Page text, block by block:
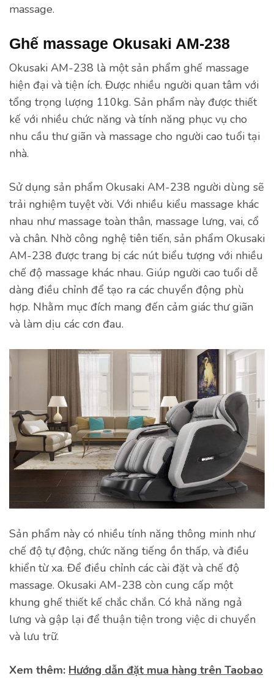
massage.
Ghế massage Okusaki AM-238
Okusaki AM-238 là một sản phẩm ghế massage
hiện đại và tiện ích. Được nhiều người quan tâm với
tổng trọng lượng 110kg. Sản phẩm này được thiết
kế với nhiều chức năng và tính năng phục vụ cho
nhu cầu thư giãn và massage cho người cao tuổi tại
nhà.
Sử dụng sản phẩm Okusaki AM-238 người dùng sẽ
trải nghiệm tuyệt vời. Với nhiều kiểu massage khác
nhau như massage toàn thân, massage lưng, vai, cổ
và chân. Nhờ công nghệ tiên tiến, sản phẩm Okusaki
AM-238 được trang bị các nút biểu tượng với nhiều
chế độ massage khác nhau. Giúp người cao tuổi dễ
dàng điều chỉnh để tạo ra các chuyển động phù
hợp. Nhằm mục đích mang đến cảm giác thư giãn
và làm dịu các cơn đau.
Sản phẩm này có nhiều tính năng thông minh như
chế độ tự động, chức năng tiếng ồn thấp, và điều
khiển từ xa. Để điều chỉnh các cài đặt và chế độ
massage. Okusaki AM-238 còn cung cấp một
khung ghế thiết kế chắc chắn. Có khả năng ngả
lưng và gập lại để thuận tiện trong việc di chuyển
và lưu trữ.
Xem thêm: Hướng dẫn đặt mua hàng trên Taobao